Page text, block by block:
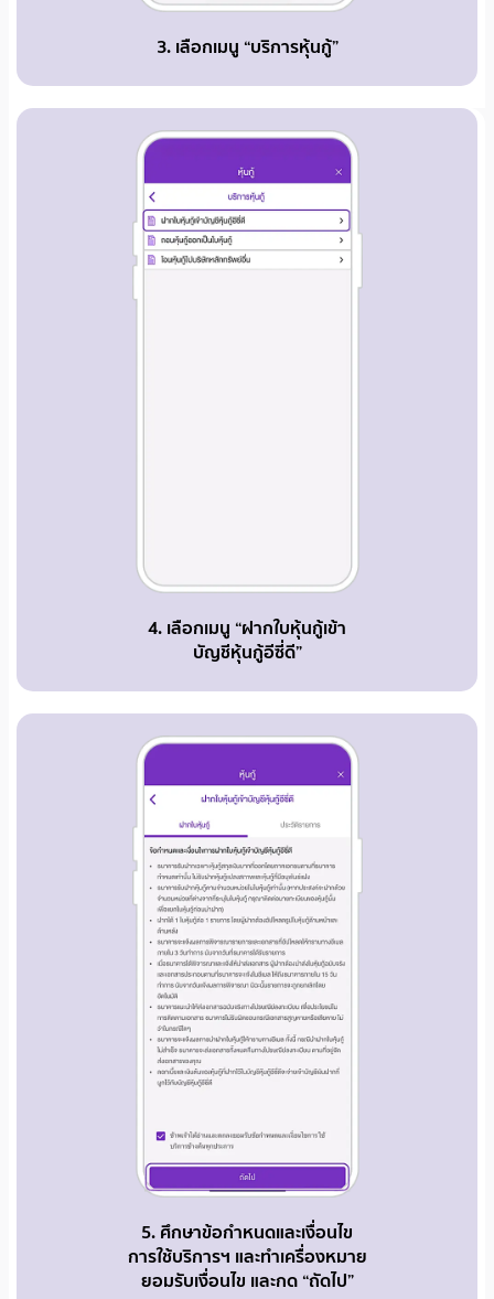
3. เลือกเมนู “บริการหุ้นกู้”
4. เลือกเมนู “ฝากใบหุ้นกู้เข้า
บัญชีหุ้นกู้อีซี่ดี”
5. ศึกษาข้อกำหนดและเงื่อนไข
การใช้บริการฯ และทำเครื่องหมาย
ยอมรับเงื่อนไข และกด “ถัดไป”